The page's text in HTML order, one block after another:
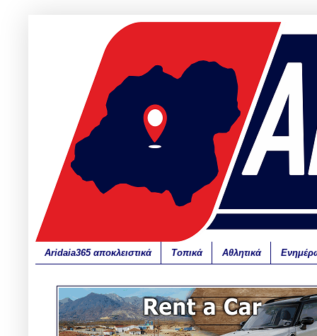
Aridaia365 αποκλειστικά Τοπικά Αθλητικά